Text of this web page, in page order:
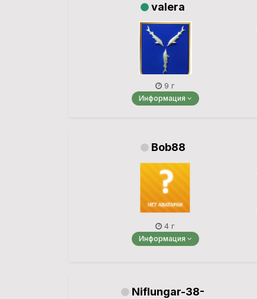
valera
9 г
Информация
Bob88
4 г
Информация
Niflungar-38-